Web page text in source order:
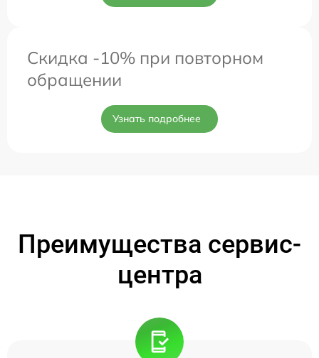
Скидка -10% при повторном
обращении
Узнать подробнее
Преимущества сервис-
центра